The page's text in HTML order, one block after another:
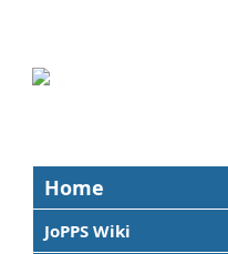
Home
JoPPS Wiki